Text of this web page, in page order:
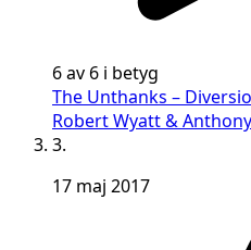
6 av 6 i betyg
The Unthanks –
Robert Wyatt &
3.
17 maj 2017